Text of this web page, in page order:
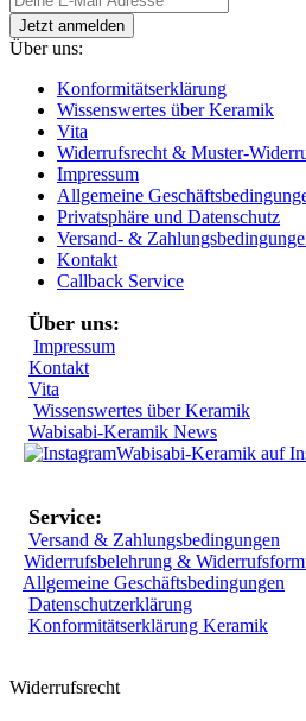
Über uns:
Konformitätserklärung
Wissenswertes über Keramik
Vita
Widerrufsrecht & Muster-
Impressum
Allgemeine
Privatsphäre und Datenschutz
Versand- &
Kontakt
Callback Service
Über uns:
Impressum
Kontakt
Vita
Wissenswertes über Keramik
Wabisabi-Keramik News
Wabisabi-Keramik auf
Service:
Versand & Zahlungsbedingungen
Widerrufsbelehrung &
Allgemeine Geschäftsbedingungen
Datenschutzerklärung
Konformitätserklärung Keramik
Widerrufsrecht